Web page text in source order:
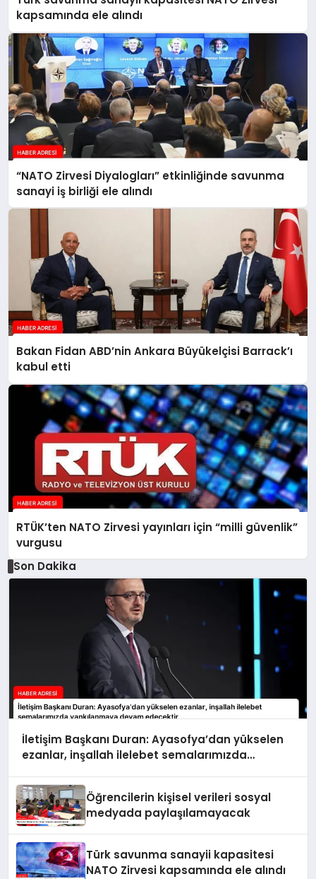
kapsamında ele alındı
“NATO Zirvesi Diyalogları” etkinliğinde savunma
sanayi iş birliği ele alındı
Bakan Fidan ABD’nin Ankara Büyükelçisi Barrack’ı
kabul etti
RTÜK’ten NATO Zirvesi yayınları için “milli güvenlik”
vurgusu
Son Dakika
İletişim Başkanı Duran: Ayasofya’dan yükselen
ezanlar, inşallah ilelebet semalarımızda
Öğrencilerin kişisel verileri sosyal
medyada paylaşılamayacak
Türk savunma sanayii kapasitesi
NATO Zirvesi kapsamında ele alındı